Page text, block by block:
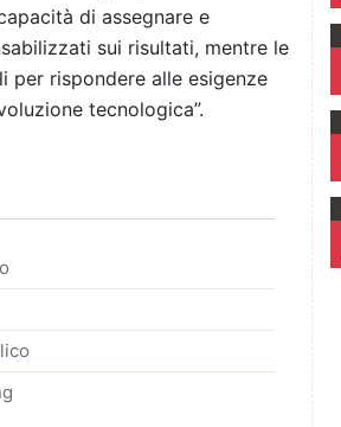
di assegnare e
sui risultati, mentre le
per rispondere alle esigenze
tecnologica”.